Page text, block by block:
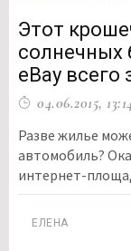
Этот
солнечных
eBay всего
04.06.2015, 13:14
Разве жилье
автомобиль?
интернет-
ЕЛЕНА